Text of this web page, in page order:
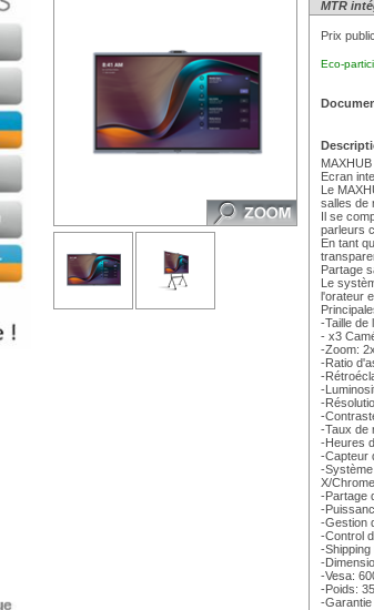
MTR
Prix
Eco-
Ecran
Le
salles de
Il se
parleurs
En tant
Partage
Le
l'orateur
-Taille de
- x3
-Zoom:
-Ratio
-
-
-
-
-Taux de
-Heures
-Capteur
-
X/
-Partage
-
-Gestion
-Control
-
-
-Vesa:
-Poids:
-Garantie